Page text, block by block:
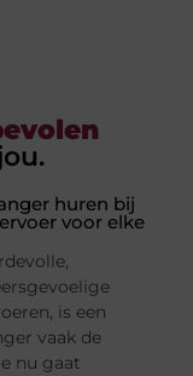
huren bij
voor elke
is een
vaak de
nu gaat